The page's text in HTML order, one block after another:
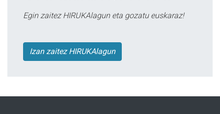
Egin zaitez HIRUKAlagun eta gozatu euskaraz!
Izan zaitez HIRUKAlagun